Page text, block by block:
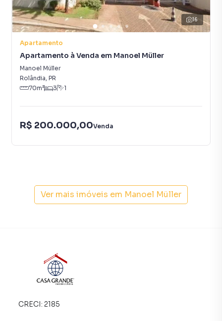
16
Apartamento
Apartamento à Venda em Manoel Müller
Manoel Müller
Rolândia, PR
70m² 3 1
R$ 200.000,00Venda
Ver mais imóveis em Manoel Müller
CRECI: 2185